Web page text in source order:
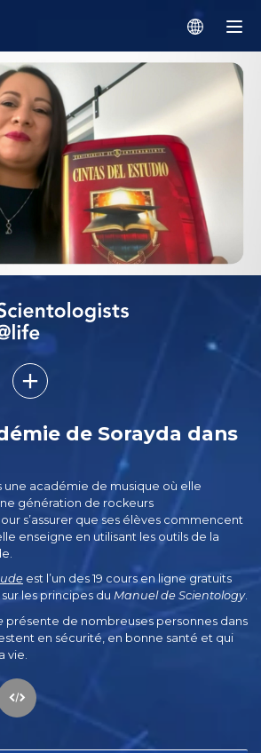
de Sorayda dans
une académie de musique où elle
génération de rockeurs
s’assurer que ses élèves commencent
enseigne en utilisant les outils de la
est l’un des 19 cours en ligne gratuits
les principes du Manuel de Scientology.
présente de nombreuses personnes dans
en sécurité, en bonne santé et qui
vie.